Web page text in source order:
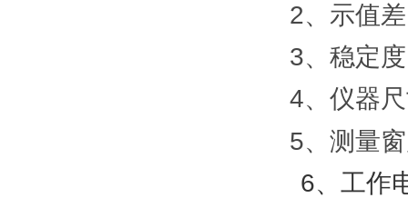
2、示值
3、稳定
4、仪器
5、测量
6、工作